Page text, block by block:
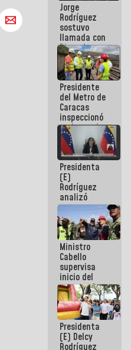
públicos
Jorge
Rodríguez
sostuvo
llamada con
Dinorah
Figuera y
acuerdan
primer
encuentro
presencial
para el
diálogo
Presidente
del Metro de
Caracas
inspeccionó
trabajos de
rehabilitación
y
modernización
de la vía
férrea
Presidenta
(E)
Rodríguez
analizó
junto a
gobernadores
planes de
recuperación
del Sistema
Eléctrico
Nacional
Ministro
Cabello
supervisa
inicio del
proceso de
demolición
de
edificaciones
declaradas
en riesgo en
Presidenta
(E) Delcy
Rodríguez